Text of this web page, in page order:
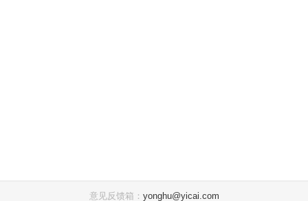
意见反馈箱： yonghu@yicai.com